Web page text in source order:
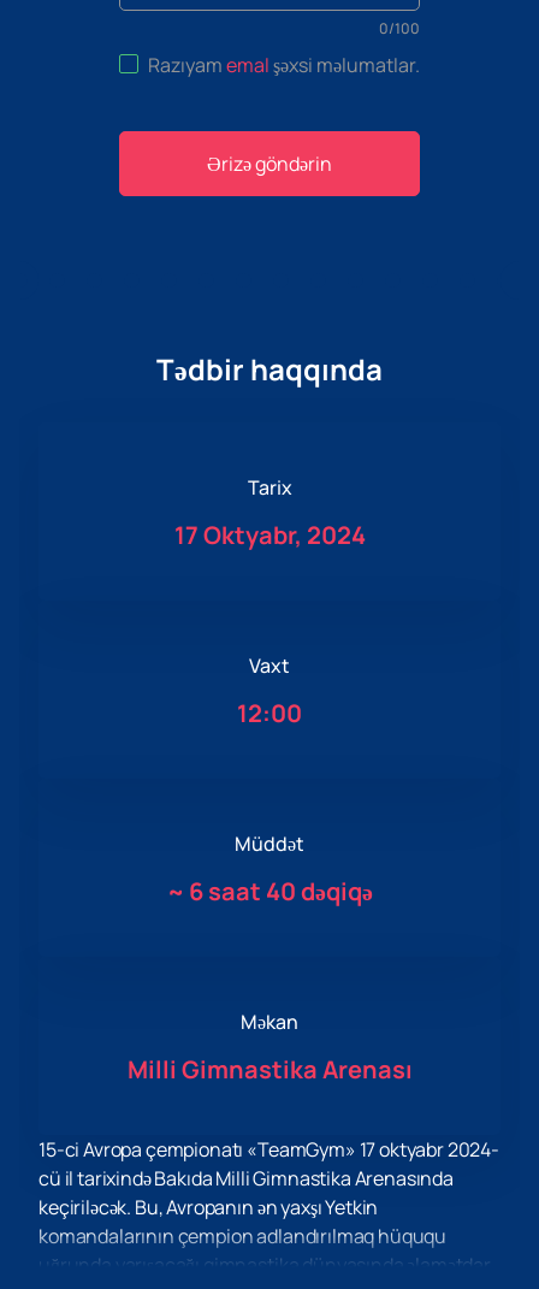
0/100
Razıyamemalşəxsi məlumatlar.
Ərizə göndərin
Tədbir haqqında
Tarix
17 Oktyabr, 2024
Vaxt
12:00
Müddət
~ 6 saat 40 dəqiqə
Məkan
Milli Gimnastika Arenası
15-ci Avropa çempionatı «TeamGym» 17 oktyabr 2024-
cü il tarixində Bakıda Milli Gimnastika Arenasında
keçiriləcək. Bu, Avropanın ən yaxşı Yetkin
komandalarının çempion adlandırılmaq hüququ
uğrunda yarışacağı gimnastika dünyasında əlamətdar